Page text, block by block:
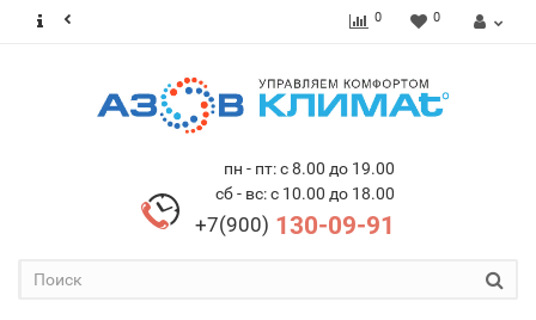
0 0
пн - пт: с 8.00 до 19.00
сб - вс: с 10.00 до 18.00
+7(900) 130-09-91